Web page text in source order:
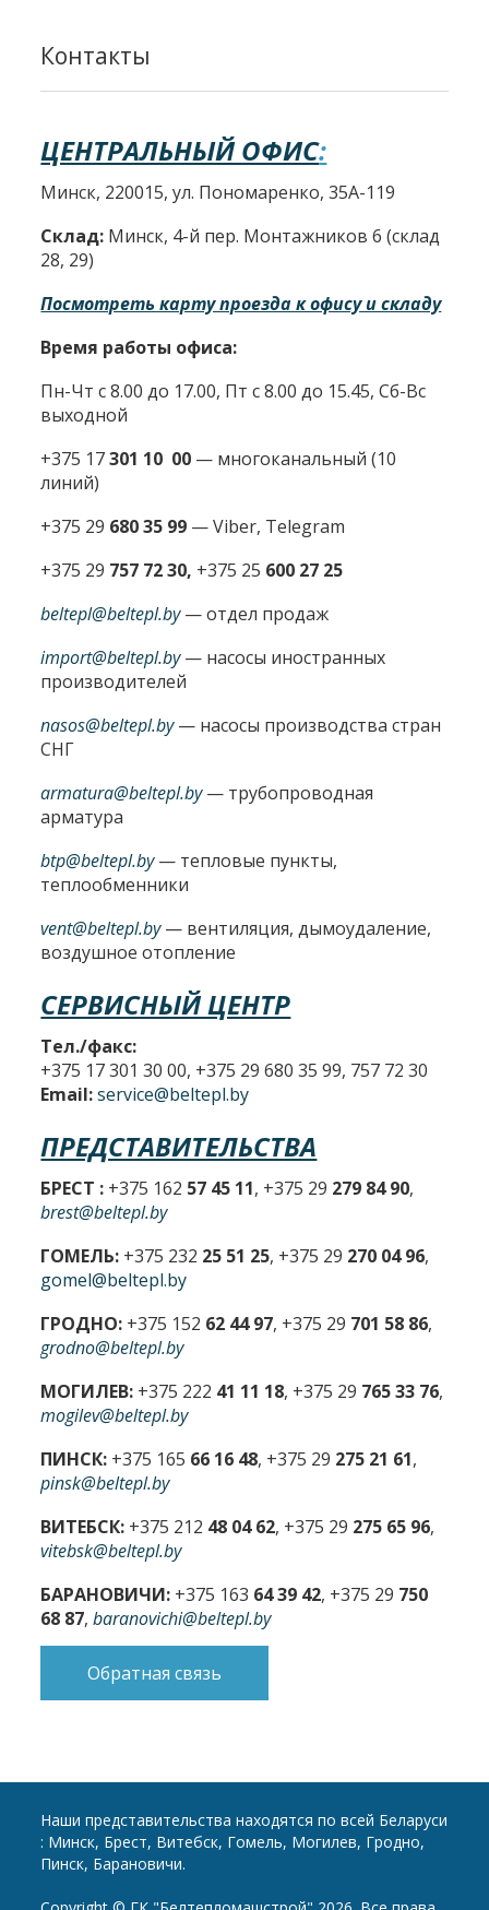
Контакты
ЦЕНТРАЛЬНЫЙ ОФИС:
Минск, 220015, ул. Пономаренко, 35А-119
Склад: Минск, 4-й пер. Монтажников 6 (склад
28, 29)
Посмотреть карту проезда к офису и складу
Время работы офиса:
Пн-Чт с 8.00 до 17.00, Пт с 8.00 до 15.45, Сб-Вс
выходной
+375 17301 10 00 — многоканальный (10
линий)
+375 29 680 35 99 — Viber, Telegram
+375 29 757 72 30, +375 25 600 27 25
beltepl@beltepl.by— отдел продаж
import@beltepl.by— насосы иностранных
производителей
nasos@beltepl.by— насосы производства стран
СНГ
armatura@beltepl.by— трубопроводная
арматура
btp@beltepl.by— тепловые пункты,
теплообменники
vent@beltepl.by— вентиляция, дымоудаление,
воздушное отопление
СЕРВИСНЫЙ ЦЕНТР
Тел./факс:
+375 17 301 30 00, +375 29 680 35 99, 757 72 30
Email: service@beltepl.by
ПРЕДСТАВИТЕЛЬСТВА
БРЕСТ : +375 162 57 45 11, +375 29 279 84 90,
brest@beltepl.by
ГОМЕЛЬ: +375 232 25 51 25, +375 29 270 04 96,
gomel@beltepl.by
ГРОДНО: +375 152 62 44 97, +375 29 701 58 86,
grodno@beltepl.by
МОГИЛЕВ: +375 222 41 11 18, +375 29 765 33 76,
mogilev@beltepl.by
ПИНСК: +375 165 66 16 48, +375 29 275 21 61,
pinsk@beltepl.by
ВИТЕБСК: +375 212 48 04 62, +375 29 275 65 96,
vitebsk@beltepl.by
БАРАНОВИЧИ: +375 163 64 39 42, +375 29 750
68 87,baranovichi@beltepl.by
Обратная связь
Наши представительства находятся по всей Беларуси
: Минск, Брест, Витебск, Гомель, Могилев, Гродно,
Пинск, Барановичи.